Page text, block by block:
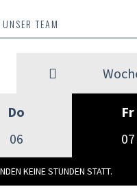
UNSER TEAM
Do
06
Fr
07
KEINE STUNDEN STATT.